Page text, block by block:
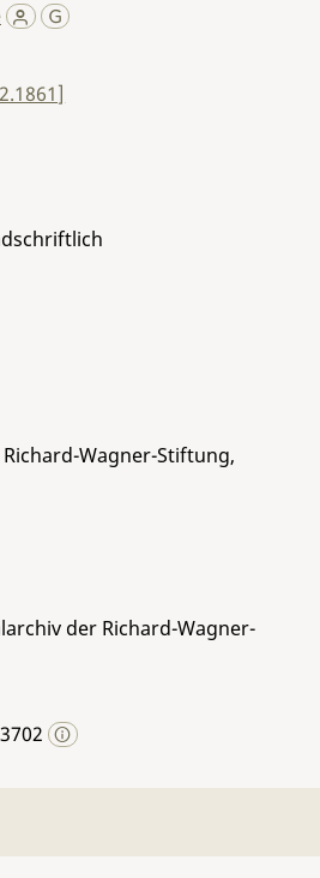
Wagner-Stiftung,
der Richard-Wagner-